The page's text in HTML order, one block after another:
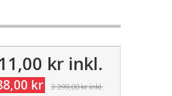
krinkl.
kr 3 399,00 krinkl.